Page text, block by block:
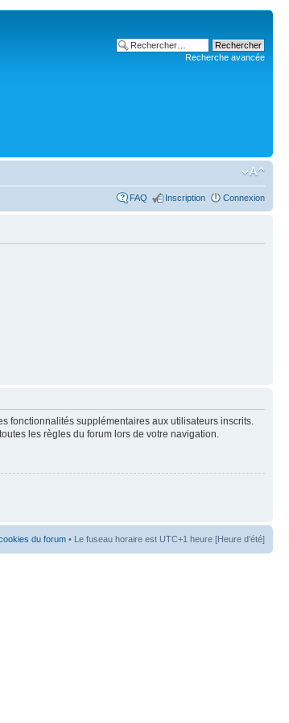
Recherche avancée
FAQ Inscription Connexion
fonctionnalités supplémentaires aux utilisateurs inscrits.
les règles du forum lors de votre navigation.
du forum • Le fuseau horaire est UTC+1 heure [Heure d’été]